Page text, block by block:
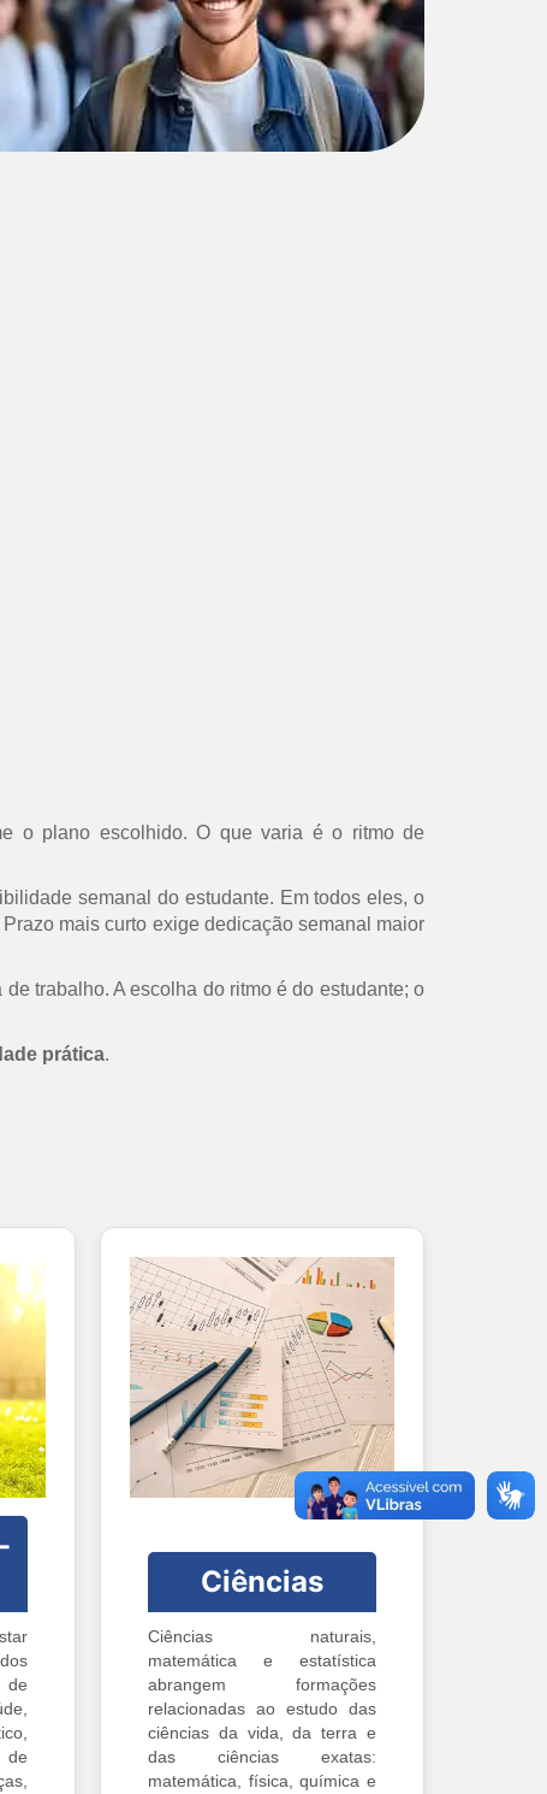
o plano escolhido. O que varia é o ritmo de
semanal do estudante. Em todos eles, o
mais curto exige dedicação semanal maior
trabalho. A escolha do ritmo é do estudante; o
prática.
de
de
Ciências
Ciências naturais,
matemática e estatística
abrangem formações
relacionadas ao estudo das
ciências da vida, da terra e
das ciências exatas:
matemática, física, química e